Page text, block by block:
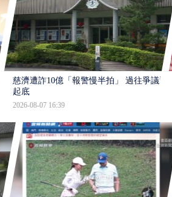
慈濟遭詐10億「報警慢半拍」 過往爭議遭
起底
2026-08-07 16:39